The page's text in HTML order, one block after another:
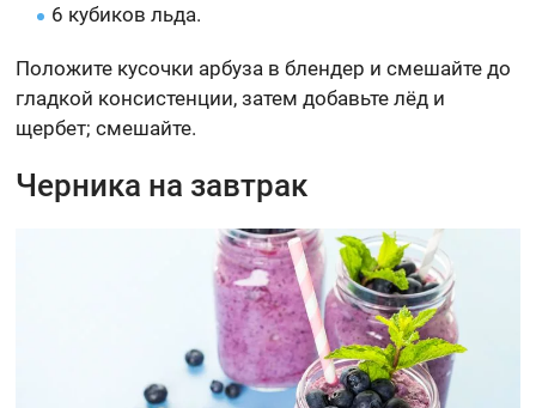
6 кубиков льда.
Положите кусочки арбуза в блендер и смешайте до
гладкой консистенции, затем добавьте лёд и
щербет; смешайте.
Черника на завтрак